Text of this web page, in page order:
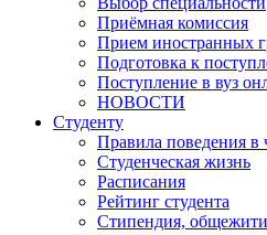
Приёмная комиссия
Прием иностранных
Подготовка к
Поступление в вуз
НОВОСТИ
Студенту
Правила поведения в
Студенческая жизнь
Расписания
Рейтинг студента
Стипендия,